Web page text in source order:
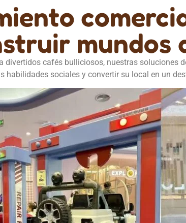
mundos
divertidos cafés bulliciosos, nuestras soluciones
habilidades sociales y convertir su local en un